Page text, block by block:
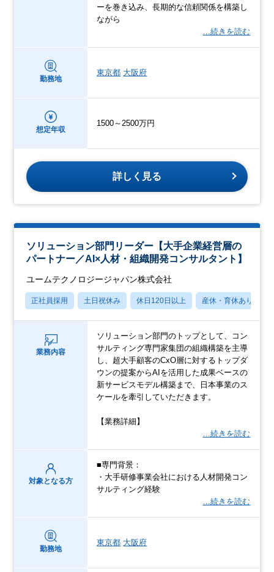
ーを巻き込み、長期的な信頼関係を構築し
ながら
…続きを読む
勤務地
東京都 大阪府
想定年収
1500～2500万円
詳しく見る
ソリューション部門リーダー【大手企業経営層の
パートナー／AI×人材・組織開発コンサルタント】
ユームテクノロジージャパン株式会社
正社員採用 土日祝休み 休日120日以上 産休・育休あり
業務内容
ソリューション部門のトップとして、コン
サルティング専門家集団の組織構築を主導
し、超大手顧客のCxO層に対するトップダ
ウンの提案からAIを活用した成果ベースの
新サービスモデル構築まで、日本事業のス
ケールを牽引していただきます。
【業務詳細】
…続きを読む
対象となる方
■専門背景：
・大手研修事業会社における人材開発コン
サルティング経験
…続きを読む
勤務地
東京都 大阪府